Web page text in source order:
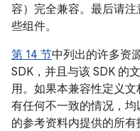
容）完全兼容。最后请
些组件。
第 14 节中列出的许多资
SDK，并且与该 SDK 的
用。如果本兼容性定义
有任何不一致的情况，均
的参考资料内提供的所